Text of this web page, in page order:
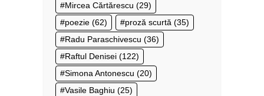
Mircea Cărtărescu (29)
poezie (62) proză scurtă (35)
Radu Paraschivescu (36)
Raftul Denisei (122)
Simona Antonescu (20)
Vasile Baghiu (25)